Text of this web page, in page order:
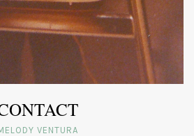
VENTURA